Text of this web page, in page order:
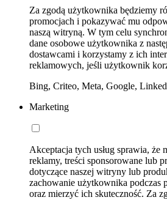
Za zgodą użytkownika będziemy
promocjach i pokazywać mu
naszą witryną. W tym celu
dane osobowe użytkownika z
dostawcami i korzystamy z ich
reklamowych, jeśli użytkownik
Bing, Criteo, Meta, Google,
Marketing
Akceptacja tych usług sprawia, że
reklamy, treści sponsorowane lub
dotyczące naszej witryny lub
zachowanie użytkownika podczas
oraz mierzyć ich skuteczność. Za